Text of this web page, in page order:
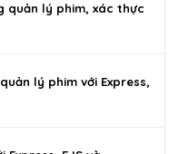
quản lý phim, xác thực
lý phim với Express,